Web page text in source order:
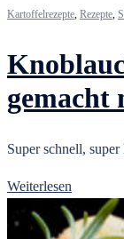
Kartoffelrezepte, Rezepte,
gemacht
Super schnell, super
Weiterlesen